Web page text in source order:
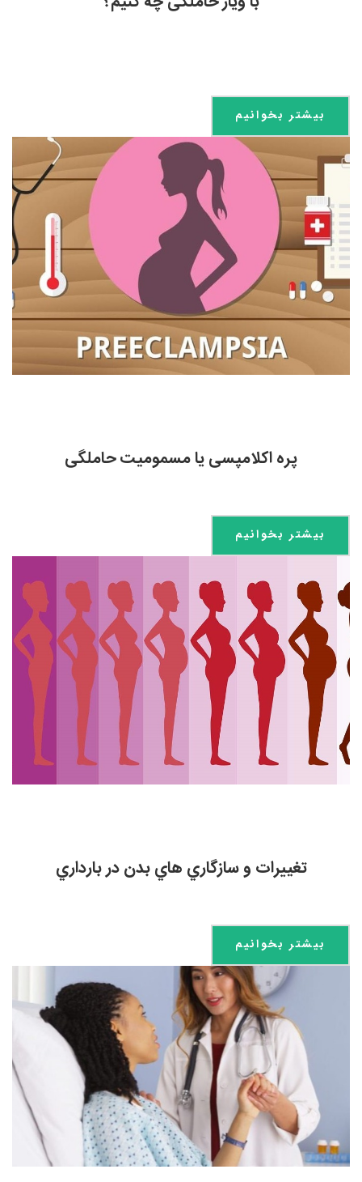
بیشتر بخوانیم
پره اکلامپسی یا مسمومیت حاملگی
بیشتر بخوانیم
تغییرات و سازگاري هاي بدن در بارداري
بیشتر بخوانیم